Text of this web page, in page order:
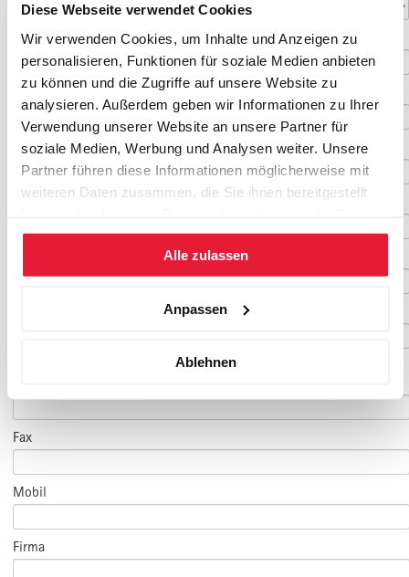
Diese Webseite verwendet Cookies
Wir verwenden Cookies, um Inhalte und Anzeigen zu
personalisieren, Funktionen für soziale Medien anbieten
zu können und die Zugriffe auf unsere Website zu
analysieren. Außerdem geben wir Informationen zu Ihrer
Verwendung unserer Website an unsere Partner für
soziale Medien, Werbung und Analysen weiter. Unsere
Partner führen diese Informationen möglicherweise mit
weiteren Daten zusammen, die Sie ihnen bereitgestellt
gesammelt haben.
Alle zulassen
Anpassen
Ablehnen
Titel
Vorname*
Nachname*
Geburtsdatum
Fax
Mobil
Firma